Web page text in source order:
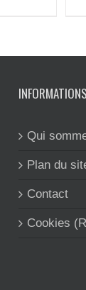
INFORMATIONS
Qui
Plan du
Contact
Cookies